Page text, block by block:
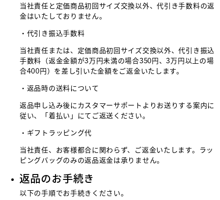
当社責任と定価商品初回サイズ交換以外、代引き手数料の返
金はいたしておりません。
・代引き振込手数料
当社責任または、定価商品初回サイズ交換以外、代引き振込
手数料（返金金額が3万円未満の場合350円、3万円以上の場
合400円）を差し引いた金額をご返金いたします。
・返品時の送料について
返品申し込み後にカスタマーサポートよりお送りする案内に
従い、「着払い」にてご返送ください。
・ギフトラッピング代
当社責任、お客様都合に関わらず、ご返金いたします。ラッ
ピングバッグのみの返品返金は承りません。
返品のお手続き
以下の手順でお手続きください。